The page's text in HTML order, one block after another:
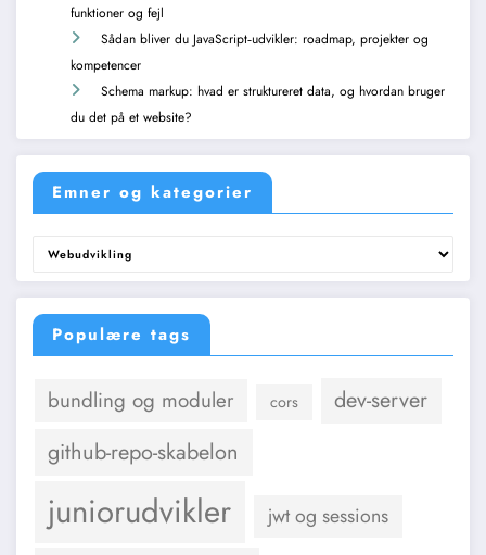
funktioner og fejl
Sådan bliver du JavaScript‑udvikler: roadmap, projekter og
kompetencer
Schema markup: hvad er struktureret data, og hvordan bruger
du det på et website?
Emner og kategorier
kategorier
Populære tags
bundling og moduler cors
dev-server
github-repo-skabelon
juniorudvikler jwt og sessions